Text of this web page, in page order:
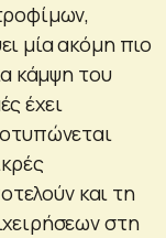
μία ακόμη πιο
κάμψη του
έχει
και τη
στη